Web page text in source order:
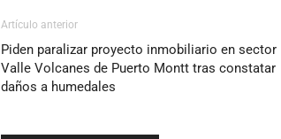
Artículo anterior
Piden paralizar proyecto inmobiliario en sector
Valle Volcanes de Puerto Montt tras constatar
daños a humedales